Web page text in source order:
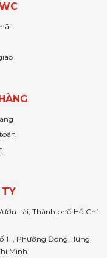
Lài, Thành phố Hồ Chí
11 , Phường Đông Hưng
Minh